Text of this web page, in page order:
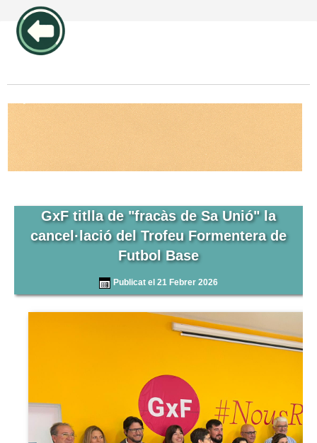
GxF titlla de "fracàs de Sa Unió" la
cancel·lació del Trofeu Formentera de
Futbol Base
Publicat el 21 Febrer 2026